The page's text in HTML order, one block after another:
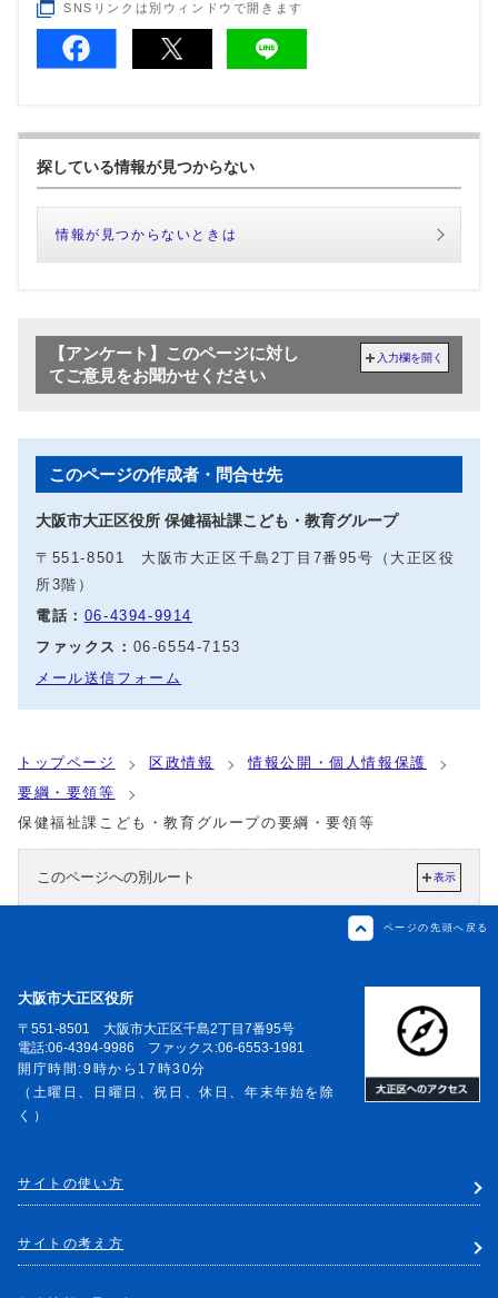
SNSリンクは別ウィンドウで開きます
探している情報が見つからない
情報が見つからないときは
【アンケート】このページに対し
てご意見をお聞かせください
入力欄を開く
このページの作成者・問合せ先
大阪市大正区役所 保健福祉課こども・教育グループ
〒551-8501 大阪市大正区千島2丁目7番95号（大正区役
所3階）
電話： 06‐4394‐9914
ファックス： 06-6554-7153
メール送信フォーム
トップページ 区政情報
情報公開・個人情報保護
要綱・要領等
保健福祉課こども・教育グループの要綱・要領等
このページへの別ルート 表示
ページの先頭へ戻る
大阪市大正区役所
〒551-8501 大阪市大正区千島2丁目7番95号
電話:06-4394-9986 ファックス:06-6553-1981
開庁時間:9時から17時30分
（土曜日、日曜日、祝日、休日、年末年始を除
く）
サイトの使い方
サイトの考え方